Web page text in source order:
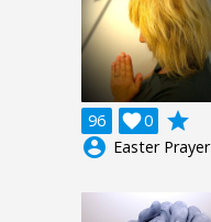
96 0

grade
account_circle Easter Prayer